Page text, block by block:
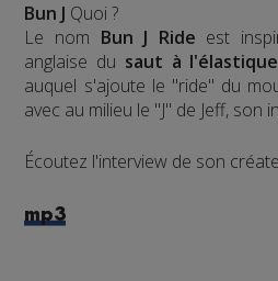
Bun J Quoi ?
Le nom Bun J Ride est
anglaise du saut à l'élastique
auquel s'ajoute le "ride" du
avec au milieu le "J" de Jeff, son
Écoutez l'interview de son
mp3